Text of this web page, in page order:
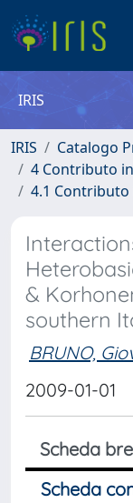
IRIS
IRIS
Catalogo
4 Contributo
4.1
&
southern
BRUNO,
2009-01-01
Scheda
Scheda